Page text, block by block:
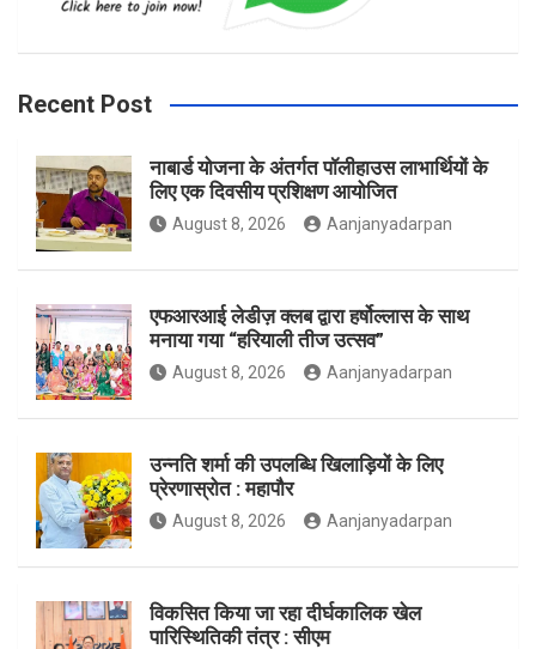
o
k
g
m
e
Recent Post
नाबार्ड योजना के अंतर्गत पॉलीहाउस लाभार्थियों के
लिए एक दिवसीय प्रशिक्षण आयोजित
August 8, 2026 Aanjanyadarpan
एफआरआई लेडीज़ क्लब द्वारा हर्षोल्लास के साथ
मनाया गया “हरियाली तीज उत्सव”
August 8, 2026 Aanjanyadarpan
उन्नति शर्मा की उपलब्धि खिलाड़ियों के लिए
प्रेरणास्रोत : महापौर
August 8, 2026 Aanjanyadarpan
विकसित किया जा रहा दीर्घकालिक खेल
पारिस्थितिकी तंत्र : सीएम